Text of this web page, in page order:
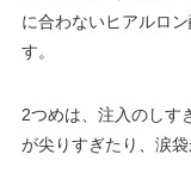
に合わないヒアルロ
す。
2つめは、注入のしす
が尖りすぎたり、涙